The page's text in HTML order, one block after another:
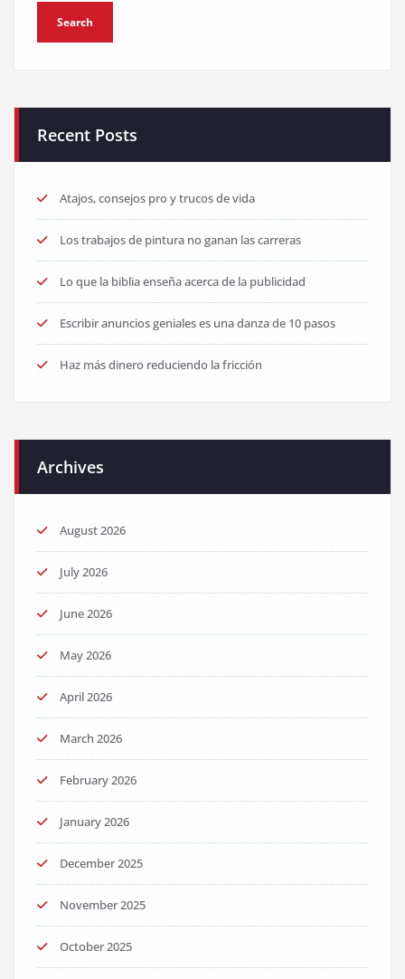
Recent Posts
Atajos, consejos pro y trucos de vida
Los trabajos de pintura no ganan las carreras
Lo que la biblia enseña acerca de la publicidad
Escribir anuncios geniales es una danza de 10 pasos
Haz más dinero reduciendo la fricción
Archives
August 2026
July 2026
June 2026
May 2026
April 2026
March 2026
February 2026
January 2026
December 2025
November 2025
October 2025